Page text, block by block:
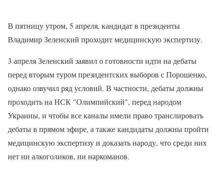
В пятницу утром, 5 апреля, кандидат в президенты
Владимир Зеленский проходит медицинскую экспертизу.
3 апреля Зеленский заявил о готовности идти на дебаты
перед вторым туром президентских выборов с Порошенко,
однако озвучил ряд условий. В частности, дебаты должны
проходить на НСК "Олимпийский", перед народом
Украины, и чтобы все каналы имели право транслировать
дебаты в прямом эфире, а также кандидаты должны пройти
медицинскую экспертизу и доказать народу, что среди них
нет ни алкоголиков, ни наркоманов.